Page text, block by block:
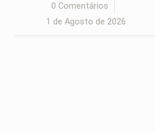
0 Comentários
/
1 de Agosto de 2026